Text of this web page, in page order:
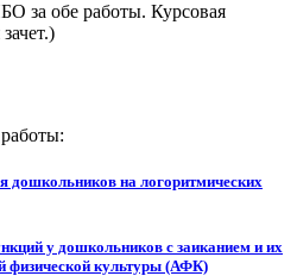
обе работы. Курсовая
дошкольников на логоритмических
у дошкольников с заиканием и их
физической культуры (АФК)